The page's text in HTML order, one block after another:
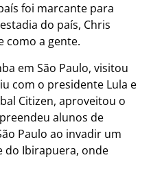
foi marcante para
do país, Chris
como a gente.
em São Paulo, visitou
com o presidente Lula e
Citizen, aproveitou o
alunos de
Paulo ao invadir um
do Ibirapuera, onde